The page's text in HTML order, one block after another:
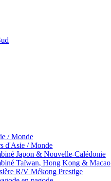
/ Monde
d'Asie / Monde
Japon & Nouvelle-Calédonie
Taïwan, Hong Kong & Macao
R/V Mékong Prestige